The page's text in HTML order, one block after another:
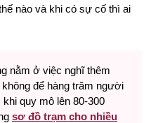
nào và khi có sự cố thì ai
nằm ở việc nghĩ thêm
để hàng trăm người
quy mô lên 80-300
sơ đồ trạm cho nhiều